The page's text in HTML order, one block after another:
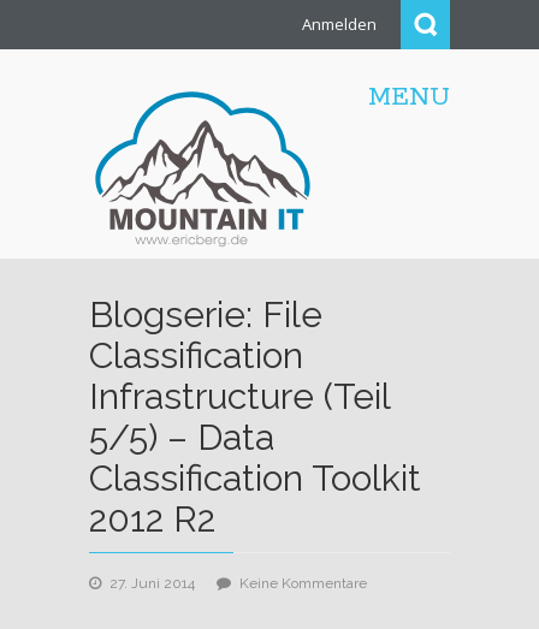
Anmelden
MENU
Blogserie: File
Classification
Infrastructure (Teil
5/5) – Data
Classification Toolkit
2012 R2
27. Juni 2014 Keine Kommentarezu